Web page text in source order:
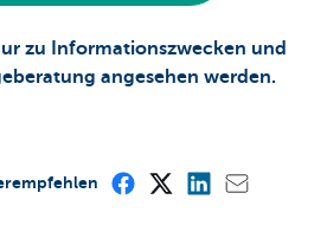
zu Informationszwecken und
angesehen werden.